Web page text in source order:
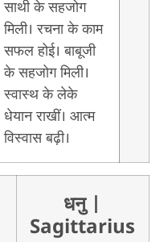
साथी के सहजोग
मिली। रचना के काम
सफल होई। बाबूजी
के सहजोग मिली।
स्वास्थ के लेके
धेयान राखीं। आत्म
विस्वास बढ़ी।
धनु
Sagittarius